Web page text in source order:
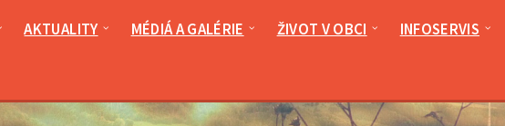
AKTUALITY MÉDIÁ A GALÉRIE ŽIVOT V OBCI INFOSERVIS